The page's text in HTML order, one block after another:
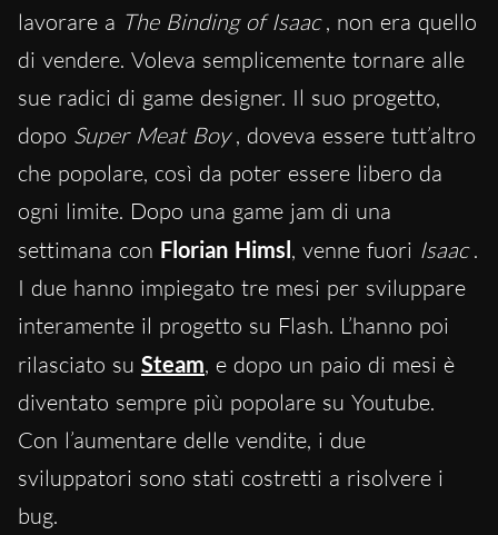
lavorare a The Binding of Isaac , non era quello
di vendere. Voleva semplicemente tornare alle
sue radici di game designer. Il suo progetto,
dopo Super Meat Boy , doveva essere tutt’altro
che popolare, così da poter essere libero da
ogni limite. Dopo una game jam di una
settimana con Florian Himsl, venne fuori Isaac .
I due hanno impiegato tre mesi per sviluppare
interamente il progetto su Flash. L’hanno poi
rilasciato su Steam, e dopo un paio di mesi è
diventato sempre più popolare su Youtube.
Con l’aumentare delle vendite, i due
sviluppatori sono stati costretti a risolvere i
bug.